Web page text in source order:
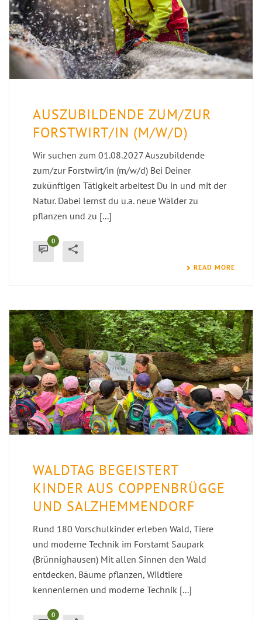
AUSZUBILDENDE ZUM/ZUR
FORSTWIRT/IN (M/W/D)
Wir suchen zum 01.08.2027 Auszubildende
zum/zur Forstwirt/in (m/w/d) Bei Deiner
zukünftigen Tätigkeit arbeitest Du in und mit der
Natur. Dabei lernst du u.a. neue Wälder zu
pflanzen und zu [...]
0
READ MORE
WALDTAG BEGEISTERT
KINDER AUS COPPENBRÜGGE
UND SALZHEMMENDORF
Rund 180 Vorschulkinder erleben Wald, Tiere
und moderne Technik im Forstamt Saupark
(Brünnighausen) Mit allen Sinnen den Wald
entdecken, Bäume pflanzen, Wildtiere
kennenlernen und moderne Technik [...]
0